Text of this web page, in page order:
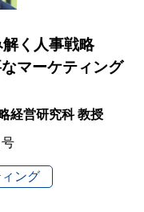
く人事戦略
マーケティング
営研究科 教授
ング